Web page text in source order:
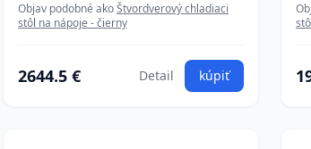
Objav podobné akoŠtvordverový chladiaci
stôl na nápoje - čierny
2644.5 € Detail kúpiť